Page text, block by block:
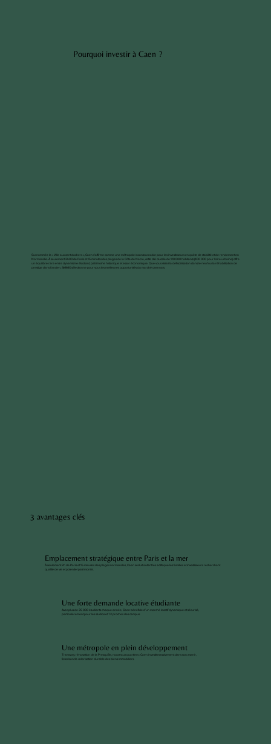
Pourquoi investir à Caen ?
Surnommée la « Ville aux cent clochers », Caen s’affirme comme une métropole incontournable pour les investisseurs en quête de stabilité et de rendement en
Normandie. À seulement 2h00 de Paris et 15 minutes des plages de la Côte de Nacre, cette cité ducale de 110 000 habitants (400 000 pour l'aire urbaine) offre
un équilibre rare entre dynamisme étudiant, patrimoine historique et essor économique. Que vous visiez la défiscalisation dans le neuf ou la réhabilitation de
prestige dans l'ancien, AMMIX sélectionne pour vous les meilleures opportunités du marché caennais.
3 avantages clés
Emplacement stratégique entre Paris et la mer
À seulement 2h de Paris et 15 minutes des plages normandes, Caen séduit autant les actifs que les familles et investisseurs recherchant
qualité de vie et potentiel patrimonial.
Une forte demande locative étudiante
Avec plus de 35 000 étudiants chaque année, Caen bénéficie d’un marché locatif dynamique et sécurisé,
particulièrement pour les studios et T2 proches des campus.
Une métropole en plein développement
Tramway, rénovation de la Presqu’île, nouveaux quartiers : Caen investit massivement dans son avenir,
favorisant la valorisation durable des biens immobiliers.